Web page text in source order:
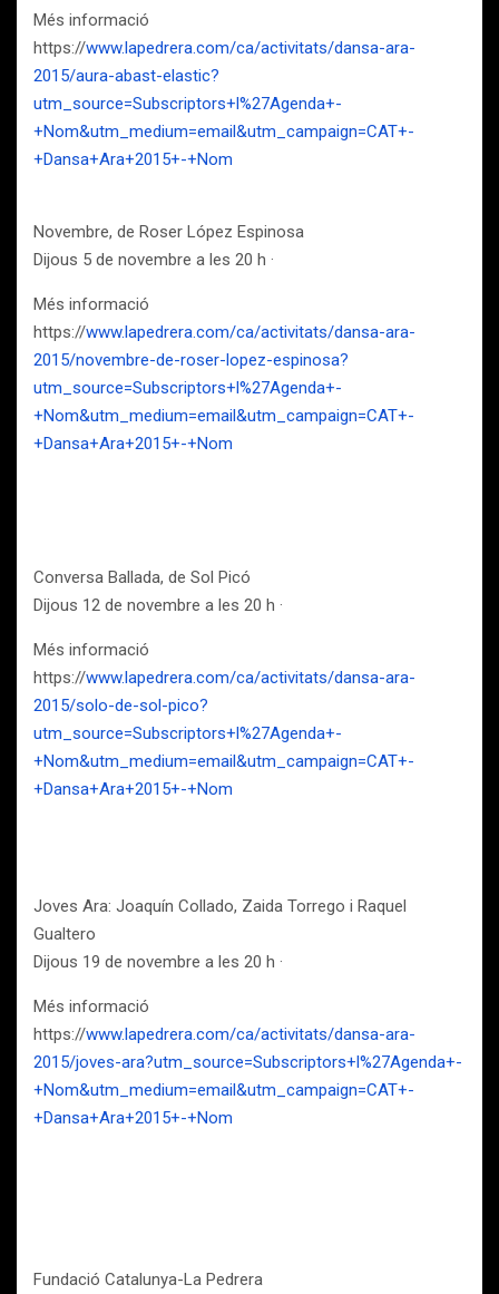
Més informació
https://www.lapedrera.com/ca/activitats/dansa-ara-
2015/aura-abast-elastic?
utm_source=Subscriptors+l%27Agenda+-
+Nom&utm_medium=email&utm_campaign=CAT+-
+Dansa+Ara+2015+-+Nom
Novembre, de Roser López Espinosa
Dijous 5 de novembre a les 20 h ·
Més informació
https://www.lapedrera.com/ca/activitats/dansa-ara-
2015/novembre-de-roser-lopez-espinosa?
utm_source=Subscriptors+l%27Agenda+-
+Nom&utm_medium=email&utm_campaign=CAT+-
+Dansa+Ara+2015+-+Nom
Conversa Ballada, de Sol Picó
Dijous 12 de novembre a les 20 h ·
Més informació
https://www.lapedrera.com/ca/activitats/dansa-ara-
2015/solo-de-sol-pico?
utm_source=Subscriptors+l%27Agenda+-
+Nom&utm_medium=email&utm_campaign=CAT+-
+Dansa+Ara+2015+-+Nom
Joves Ara: Joaquín Collado, Zaida Torrego i Raquel
Gualtero
Dijous 19 de novembre a les 20 h ·
Més informació
https://www.lapedrera.com/ca/activitats/dansa-ara-
2015/joves-ara?utm_source=Subscriptors+l%27Agenda+-
+Nom&utm_medium=email&utm_campaign=CAT+-
+Dansa+Ara+2015+-+Nom
Fundació Catalunya-La Pedrera